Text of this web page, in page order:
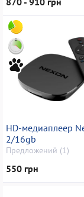
HD-медиаплеер
2/16gb
Предложений (1)
550 грн